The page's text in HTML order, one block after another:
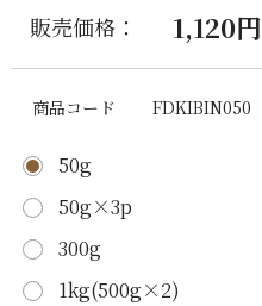
販売価格： 1,120円
商品コード FDKIBIN050
50g
50g×3p
300g
1kg(500g×2)